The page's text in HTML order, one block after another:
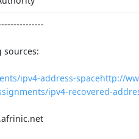
sources:
ipv4-address-spacehttp://
ipv4-recovered-